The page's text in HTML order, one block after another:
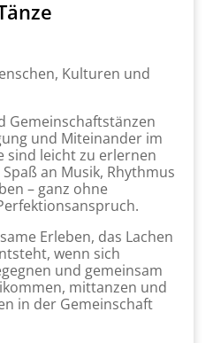
Kulturen und
Gemeinschaftstänzen
und Miteinander im
sind leicht zu erlernen
an Musik, Rhythmus
– ganz ohne
Erleben, das Lachen
wenn sich
und gemeinsam
mittanzen und
in der Gemeinschaft